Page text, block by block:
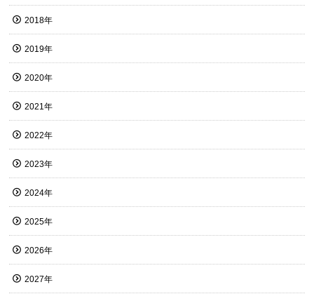
2018年
2019年
2020年
2021年
2022年
2023年
2024年
2025年
2026年
2027年